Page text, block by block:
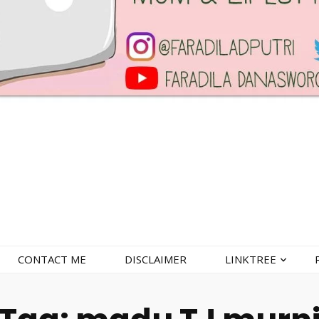
CONTACT ME DISCLAIMER LINKTREE